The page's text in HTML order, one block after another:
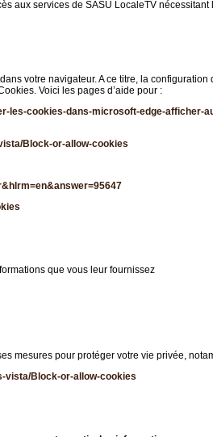
aux services de SASU LocaleTV
votre navigateur. A ce titre, la
Voici les pages d’aide pour :
les-cookies-dans-microsoft-edge-afficher-
Block-or-allow-cookies
que vous leur fournissez
mesures pour protéger votre vie privée,
vista/Block-or-allow-cookies